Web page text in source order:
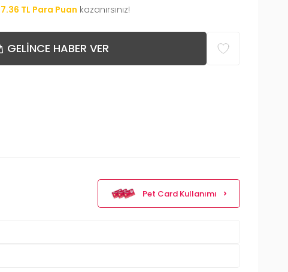
TL Para Puan kazanırsınız!
GELINCE HABER VER
Pet Card Kullanımı